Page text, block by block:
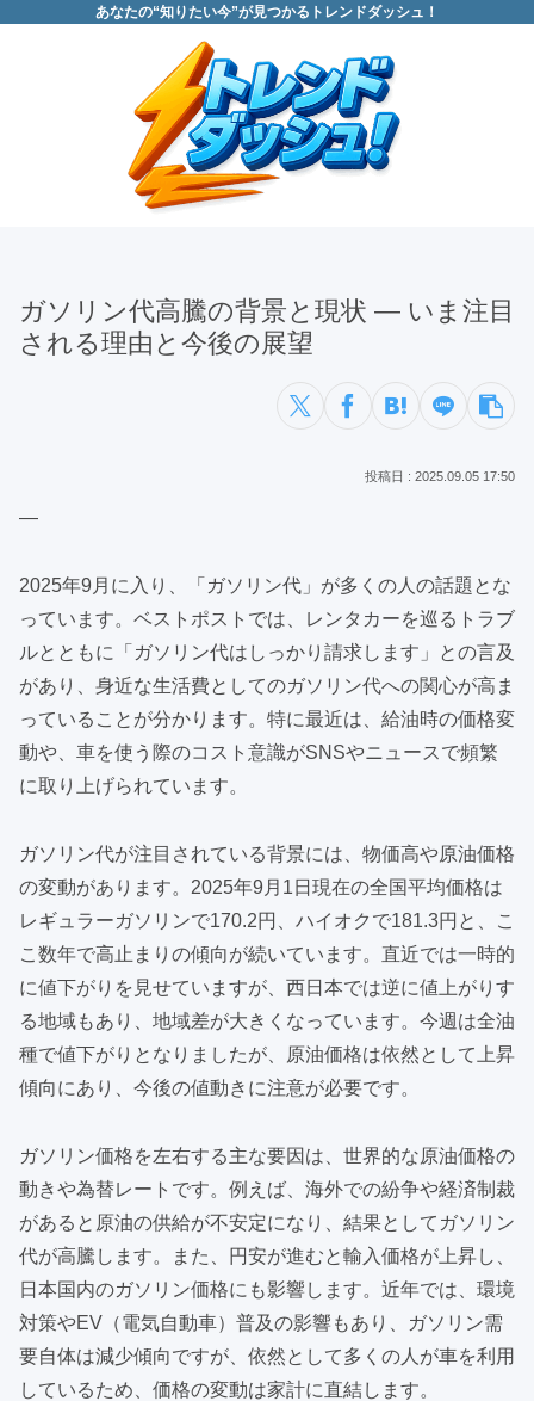
あなたの“知りたい今”が見つかるトレンドダッシュ！
ガソリン代高騰の背景と現状 ― いま注目
される理由と今後の展望
2025.09.05 17:50
—
2025年9月に入り、「ガソリン代」が多くの人の話題とな
っています。ベストポストでは、レンタカーを巡るトラブ
ルとともに「ガソリン代はしっかり請求します」との言及
があり、身近な生活費としてのガソリン代への関心が高ま
っていることが分かります。特に最近は、給油時の価格変
動や、車を使う際のコスト意識がSNSやニュースで頻繁
に取り上げられています。
ガソリン代が注目されている背景には、物価高や原油価格
の変動があります。2025年9月1日現在の全国平均価格は
レギュラーガソリンで170.2円、ハイオクで181.3円と、こ
こ数年で高止まりの傾向が続いています。直近では一時的
に値下がりを見せていますが、西日本では逆に値上がりす
る地域もあり、地域差が大きくなっています。今週は全油
種で値下がりとなりましたが、原油価格は依然として上昇
傾向にあり、今後の値動きに注意が必要です。
ガソリン価格を左右する主な要因は、世界的な原油価格の
動きや為替レートです。例えば、海外での紛争や経済制裁
があると原油の供給が不安定になり、結果としてガソリン
代が高騰します。また、円安が進むと輸入価格が上昇し、
日本国内のガソリン価格にも影響します。近年では、環境
対策やEV（電気自動車）普及の影響もあり、ガソリン需
要自体は減少傾向ですが、依然として多くの人が車を利用
しているため、価格の変動は家計に直結します。